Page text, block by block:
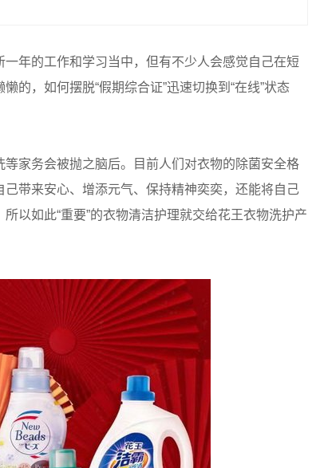
年的工作和学习当中，但有不少人会感觉自己在短
的，如何摆脱“假期综合证”迅速切换到“在线”状态
家务会被抛之脑后。目前人们对衣物的除菌安全格
带来安心、增添元气、保持精神奕奕，还能将自己
以如此“重要”的衣物清洁护理就交给花王衣物洗护产